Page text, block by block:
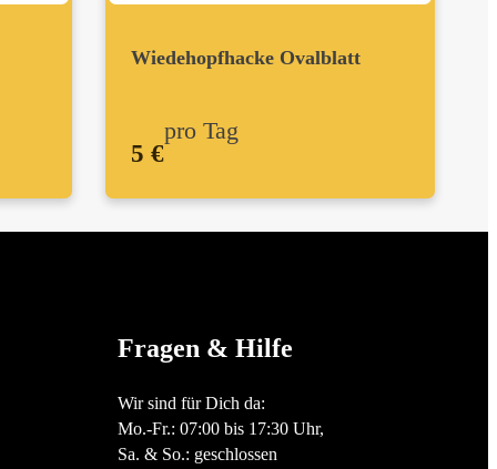
Wiedehopfhacke Ovalblatt
5 €
pro Tag
Fragen & Hilfe
Wir sind für Dich da:
Mo.-Fr.: 07:00 bis 17:30 Uhr,
Sa. & So.: geschlossen